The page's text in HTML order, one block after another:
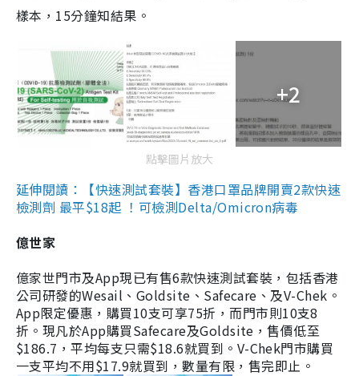
樣本，15分鐘知結果。
+2
點擊圖片放大
延伸閱讀：【快速測試套裝】香港口罩品牌開賣2款快速
檢測劑 最平$18起 ！可檢測Delta/Omicron病毒
億世家
億家世門市及App現已有售6款快速測試套裝，包括香港
公司研發的Wesail、Goldsite、Safecare、及V-Chek。
App限定優惠，購買10支可享75折，而門市則10支8
折。現凡於App購買Safecare及Goldsite，售價低至
$186.7，平均每支只需$18.6就買到。V-Chek門市購買
一支平均不用$17.9就買到，數量有限，售完即止。